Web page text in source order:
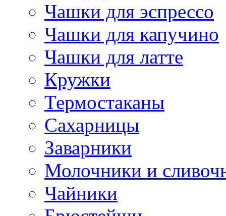
Чашки для эспрессо
Чашки для капучино
Чашки для латте
Кружки
Термостаканы
Сахарницы
Заварники
Молочники и
Чайники